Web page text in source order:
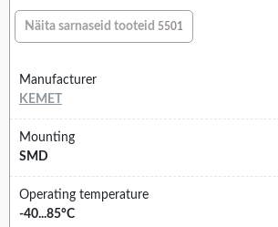
Näita sarnaseid tooteid 5501
Manufacturer
KEMET
Mounting
SMD
Operating temperature
-40...85°C